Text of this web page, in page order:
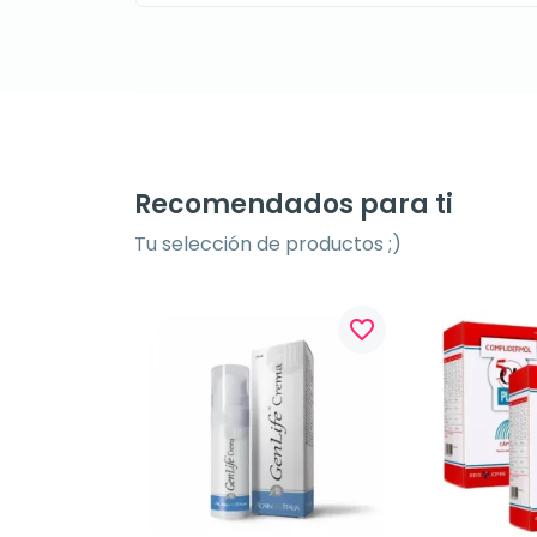
Recomendados para ti
Tu selección de productos ;)
favorite_border